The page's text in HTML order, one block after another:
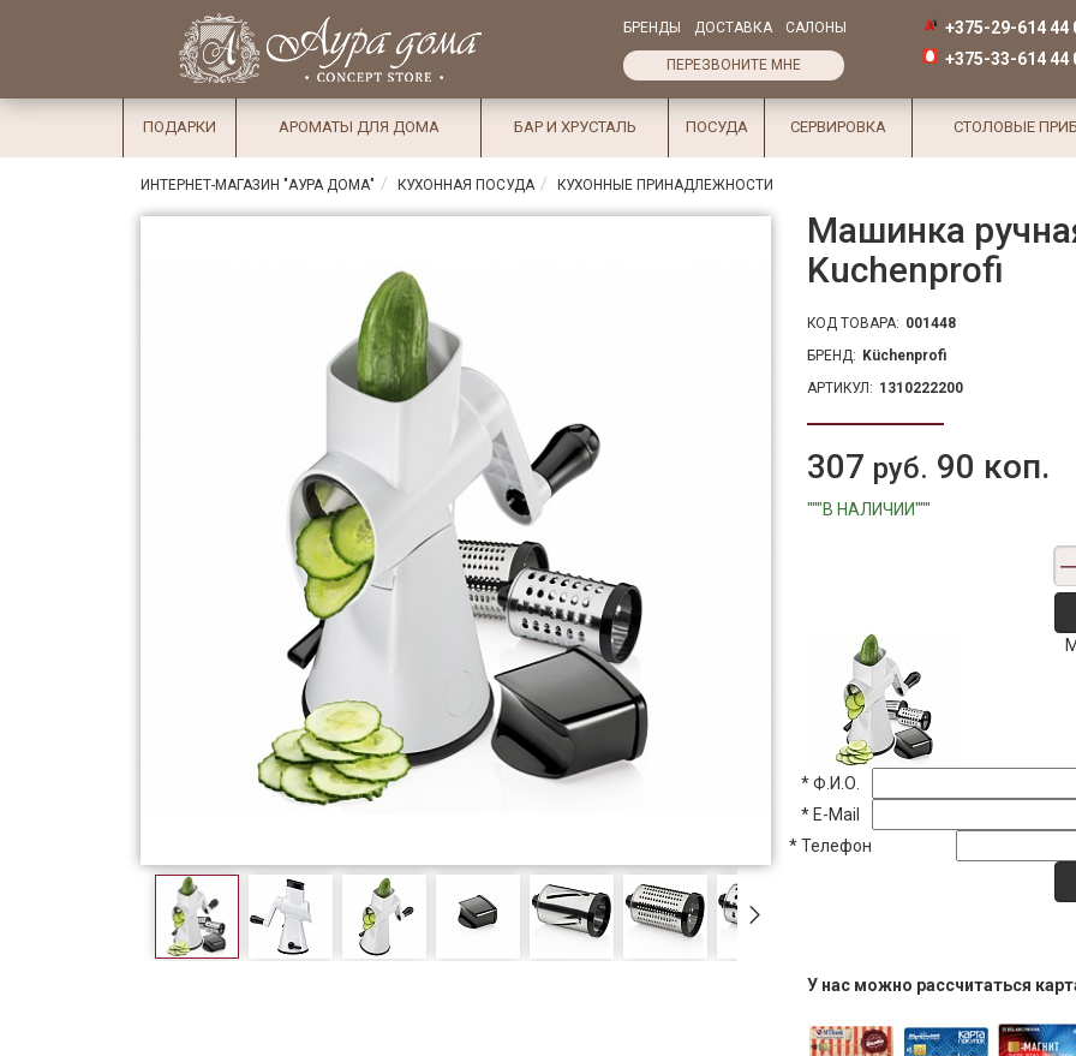
Избранное
×
СалоныДоставка
Оплата
Подарки
Ароматы
для дома
БРЕНДЫ ДОСТАВКА САЛОНЫ
ПЕРЕЗВОНИТЕ МНЕ
+375-29-614 44
+375-33-614 44
ПОДАРКИ АРОМАТЫ ДЛЯ ДОМА БАР И ХРУСТАЛЬ ПОСУДА СЕРВИРОВКА СТОЛОВЫЕ
ИНТЕРНЕТ-МАГАЗИН "АУРА ДОМА" КУХОННАЯ ПОСУДА КУХОННЫЕ ПРИНАДЛЕЖНОСТИ
Машинка
Kuchenprofi
КОД ТОВАРА: 001448
БРЕНД: Küchenprofi
АРТИКУЛ: 1310222200
307 руб. 90 коп.
"""В НАЛИЧИИ"""
*Ф.И.О.
* E-Mail
*Телефон
У нас можно рассчитаться